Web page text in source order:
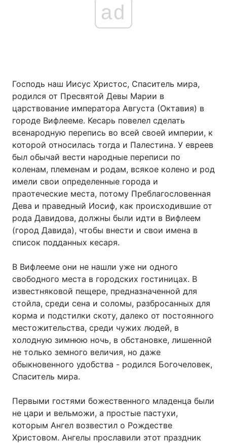
ad
Господь наш Иисус Христос, Спаситель мира,
родился от Пресвятой Девы Марии в
царствование императора Августа (Октавия) в
городе Вифлееме. Кесарь повелел сделать
всенародную перепись во всей своей империи, к
которой относилась тогда и Палестина. У евреев
был обычай вести народные переписи по
коленам, племенам и родам, всякое колено и род
имели свои определенные города и
праотеческие места, потому Преблагословенная
Дева и праведный Иосиф, как происходившие от
рода Давидова, должны были идти в Вифлеем
(город Давида), чтобы внести и свои имена в
список подданных кесаря.
В Вифлееме они не нашли уже ни одного
свободного места в городских гостиницах. В
известняковой пещере, предназначенной для
стойла, среди сена и соломы, разбросанных для
корма и подстилки скоту, далеко от постоянного
местожительства, среди чужих людей, в
холодную зимнюю ночь, в обстановке, лишенной
не только земного величия, но даже
обыкновенного удобства - родился Богочеловек,
Спаситель мира.
Первыми гостями божественного младенца были
не цари и вельможи, а простые пастухи,
которым Ангел возвестил о Рождестве
Христовом. Ангелы прославили этот праздник